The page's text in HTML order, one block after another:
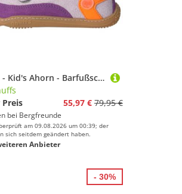
qnuffs - Kid's Ahorn - Barfußschuhe Gr 31 lila
Preis
55,97 € 79,95 €
bei Bergfreunde
am 09.08.2026 um 00:39; der
sich seitdem geändert haben.
Anbieter
- 30%